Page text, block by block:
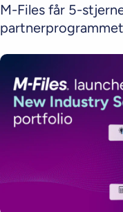
M-Files får 5-